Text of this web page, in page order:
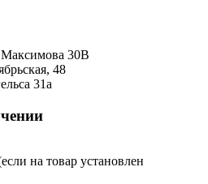
Максимова 30В
48
31а
на товар установлен